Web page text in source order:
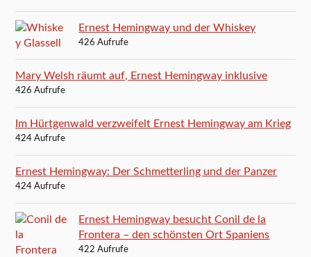
Ernest Hemingway und der Whiskey
426 Aufrufe
Mary Welsh räumt auf, Ernest Hemingway inklusive
426 Aufrufe
Im Hürtgenwald verzweifelt Ernest Hemingway am Krieg
424 Aufrufe
Ernest Hemingway: Der Schmetterling und der Panzer
424 Aufrufe
Ernest Hemingway besucht Conil de la
Frontera – den schönsten Ort Spaniens
422 Aufrufe